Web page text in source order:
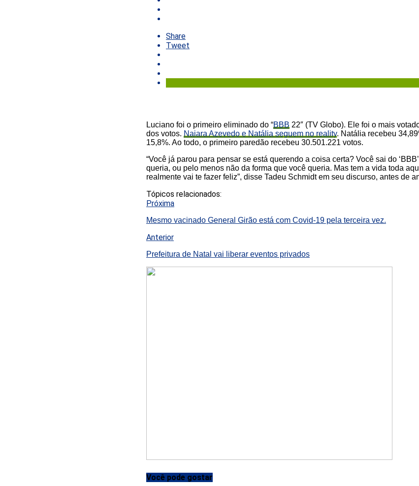
Share
Tweet
Luciano foi o primeiro eliminado do “BBB 22″ (TV Globo). Ele foi o mais
dos votos. Naiara Azevedo e Natália seguem no reality. Natália recebeu
15,8%. Ao todo, o primeiro paredão recebeu 30.501.221 votos.
“Você já parou para pensar se está querendo a coisa certa? Você sai do
queria, ou pelo menos não da forma que você queria. Mas tem a vida toda
realmente vai te fazer feliz”, disse Tadeu Schmidt em seu discurso, antes de
Tópicos relacionados:
Próxima
Mesmo vacinado General Girão está com Covid-19 pela terceira vez.
Anterior
Prefeitura de Natal vai liberar eventos privados
Você pode gostar